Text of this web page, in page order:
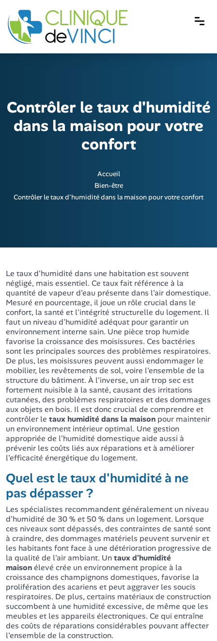
Contrôler le taux d'humidité
dans la maison pour votre
confort
Accueil
Bien-être
Contrôler le taux d'humidité dans la maison pour votre confort
Le taux d'humidité dans une habitation est souvent
négligé, mais essentiel. Ce taux fait référence à la
quantité de vapeur d'eau présente dans l'air domestique.
Mesuré en pourcentage, il joue un rôle crucial dans le
confort, la santé et l'intégrité structurelle du logement. Il
faut un niveau d'humidité adéquat pour garantir un
environnement interne sain. Une pièce trop humide
favorise la croissance des moisissures. Ces bactéries
sont les principales sources des problèmes respiratoires.
De plus, les moisissures peuvent aussi endommager le
mobilier, les revêtements de sol, voire l'ensemble de la
structure du bâtiment. À l'inverse, un air trop sec est
fortement nuisible à la santé, causant des irritations
cutanées, des problèmes respiratoires et des dommages
aux objets en bois. Il est donc crucial de comprendre et
contrôler le taux humidité dans la maison pour maintenir
un environnement intérieur optimal. Une gestion
appropriée de l'humidité domestique aide aussi à
prévenir les coûts liés aux réparations et à améliorer
l'efficacité énergétique du logement.
Quel est le taux d'humidité à ne
pas dépasser ?
Les spécialistes recommandent généralement un niveau
d'humidité de 30 % et 50 % dans un logement. Lorsque
ces niveaux sont dépassés, des contraintes de santé sont
à craindre, des dommages matériels peuvent survenir et
les habitants font face à une détérioration progressive de
la qualité de l'air ambiant. Untaux d'humidité
maisonélevé crée un environnement propice à la
croissance des champignons domestiques, favorise la
prolifération des acariens et peut aggraver les soucis
respiratoires. De plus, certains matériaux de construction
succombent à une humidité excessive, de même que les
meubles et les appareils électroniques. Ce qui entraîne
des coûts de réparations considérables pouvant affecter
l'ensemble de la construction.